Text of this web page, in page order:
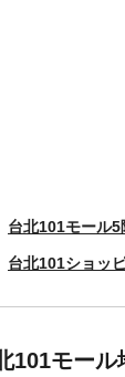
台北101モール
台北101ショッ
101モール